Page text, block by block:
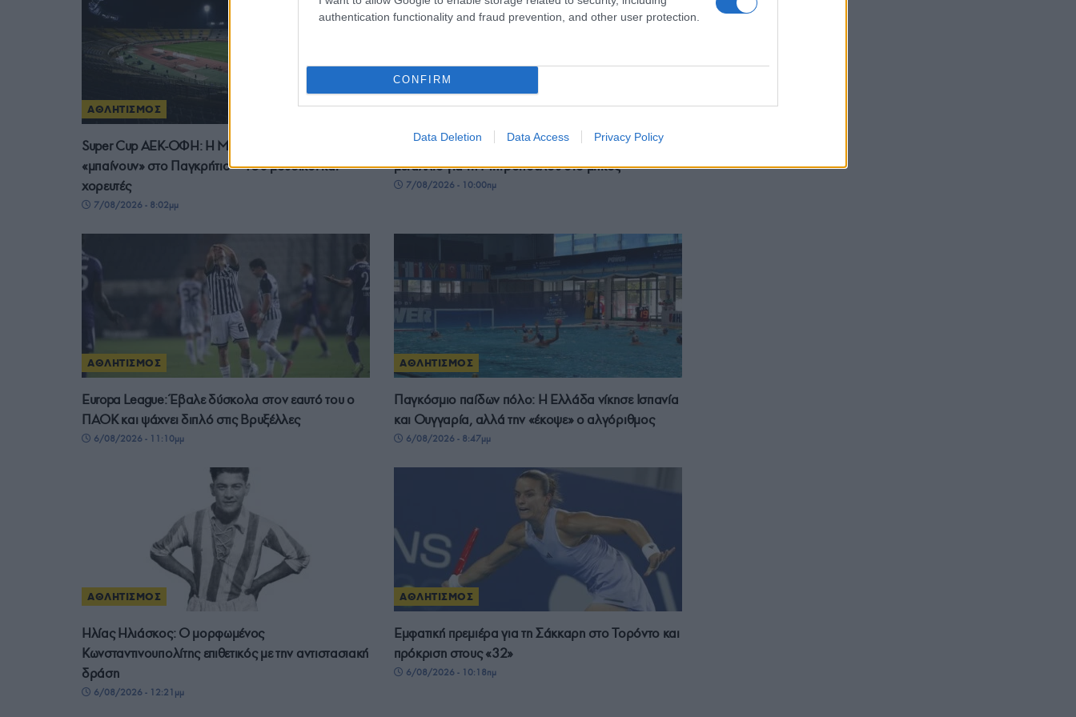
authentication functionality and fraud prevention, and other user protection.
CONFIRM
Data Deletion Data Access Privacy Policy
ΑΘΛΗΤΙΣΜΟΣ
Super Cup ΑΕΚ-ΟΦΗ: Η Μικρασία και η Κρήτη
«μπαίνουν» στο Παγκρήτιο – 150 μουσικοί και
χορευτές
7/08/2026 - 8:02μμ
ΑΘΛΗΤΙΣΜΟΣ
Παγκόσμιο πρωτάθλημα στίβου Κ20: Ασημένιο
μετάλλιο για τη Μητροπούλου στο μήκος
7/08/2026 - 10:00πμ
ΑΘΛΗΤΙΣΜΟΣ
Europa League: Έβαλε δύσκολα στον εαυτό του ο
ΠΑΟΚ και ψάχνει διπλό στις Βρυξέλλες
6/08/2026 - 11:10μμ
ΑΘΛΗΤΙΣΜΟΣ
Παγκόσμιο παίδων πόλο: Η Ελλάδα νίκησε Ισπανία
και Ουγγαρία, αλλά την «έκοψε» ο αλγόριθμος
6/08/2026 - 8:47μμ
ΑΘΛΗΤΙΣΜΟΣ
Ηλίας Ηλιάσκος: Ο μορφωμένος
Κωνσταντινουπολίτης επιθετικός με την αντιστασιακή
δράση
6/08/2026 - 12:21μμ
ΑΘΛΗΤΙΣΜΟΣ
Εμφατική πρεμιέρα για τη Σάκκαρη στο Τορόντο και
πρόκριση στους «32»
6/08/2026 - 10:18πμ